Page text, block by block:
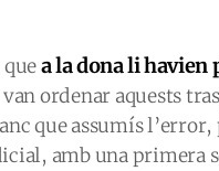
a la dona li havien
ordenar aquests
que assumís
amb una primera